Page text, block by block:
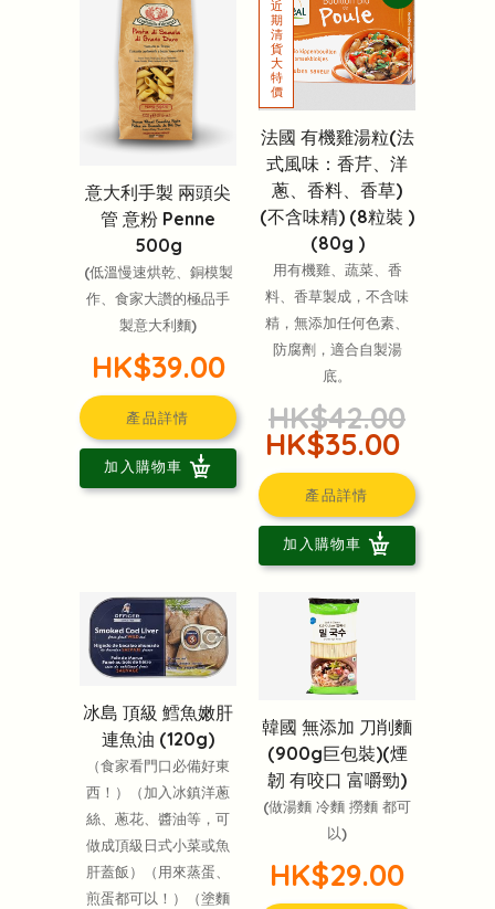
意大利手製 兩頭尖
管 意粉 Penne
500g
(低溫慢速烘乾、銅模製
作、食家大讚的極品手
製意大利麵)
HK$39.00
產品詳情
加入購物車
法國 有機雞湯粒(法
式風味：香芹、洋
蔥、香料、香草)
(不含味精) (8粒裝 )
(80g )
用有機雞、蔬菜、香
料、香草製成，不含味
精，無添加任何色素、
防腐劑，適合自製湯
底。
HK$42.00
HK$35.00
產品詳情
加入購物車
冰島 頂級 鱈魚嫩肝
連魚油 (120g)
（食家看門口必備好東
西！）（加入冰鎮洋蔥
絲、蔥花、醬油等，可
做成頂級日式小菜或魚
肝蓋飯）（用來蒸蛋、
煎蛋都可以！）（塗麵
韓國 無添加 刀削麵
(900g巨包裝)(煙
韌 有咬口 富嚼勁)
(做湯麵 冷麵 撈麵 都可
以)
HK$29.00